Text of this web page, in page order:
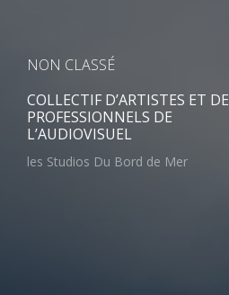
NON CLASSÉ
COLLECTIF D’ARTISTES ET DE
PROFESSIONNELS DE
L’AUDIOVISUEL
les Studios Du Bord de Mer